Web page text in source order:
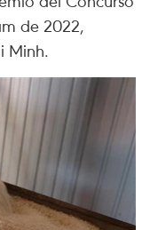
de 2022,
Minh.